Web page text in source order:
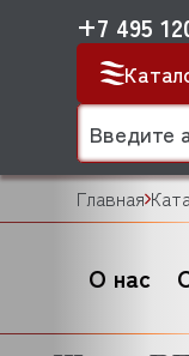
+7 495
Главная
О нас